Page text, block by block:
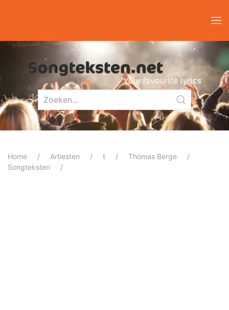
Home Artiesten t
Thomas Berge
Songteksten